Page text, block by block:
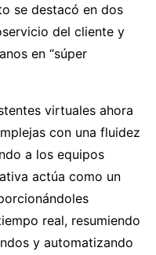
se destacó en dos
del cliente y
en “súper
virtuales ahora
con una fluidez
a los equipos
actúa como un
real, resumiendo
y automatizando